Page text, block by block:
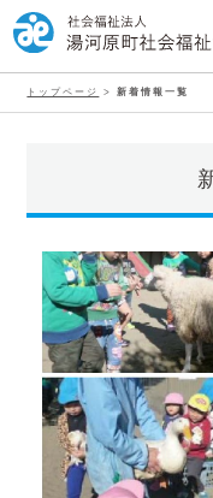
トップページ >新着情報一覧